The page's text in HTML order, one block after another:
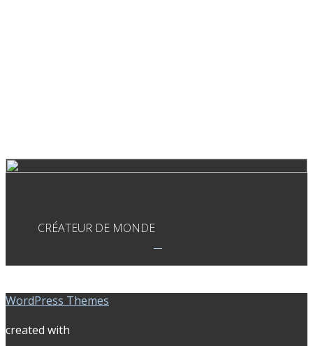
CRÉATEUR DE MONDE
WordPress Themes
created with